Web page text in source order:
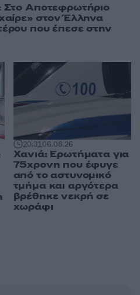
Στο Αποτεφρωτήριο
στον Έλληνα
που έπεσε στην
20:3106.08.26
Χανιά: Ερωτήματα για
75χρονη που έφυγε
από το αστυνομικό
τμήμα και αργότερα
βρέθηκε νεκρή σε
χωράφι